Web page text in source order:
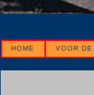
HOME VOOR DE